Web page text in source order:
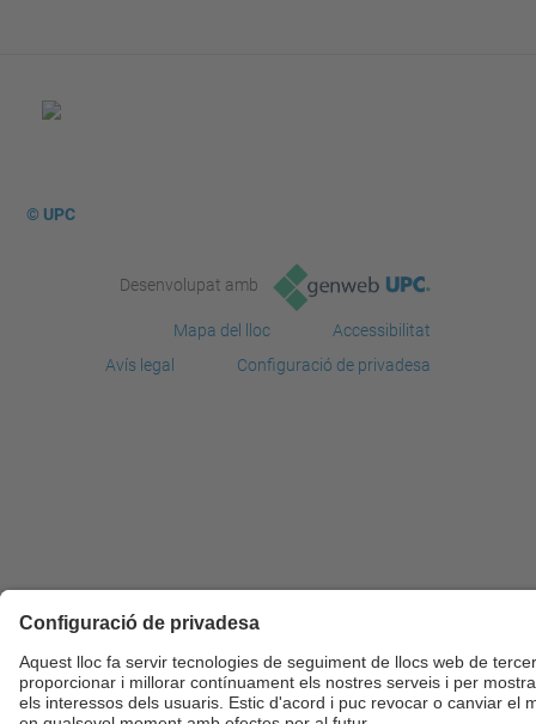
© UPC
Desenvolupat amb
Mapa del lloc
Accessibilitat
Avís legal
Configuració de privadesa